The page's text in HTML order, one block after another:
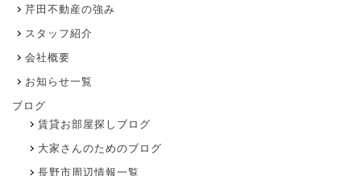
芹田不動産の強み
スタッフ紹介
会社概要
お知らせ一覧
ブログ
賃貸お部屋探しブログ
大家さんのためのブログ
長野市周辺情報一覧